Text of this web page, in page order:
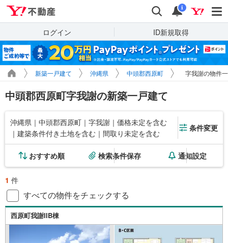
検索 通知
i
ログイン ID新規取得
新築一戸建て 沖縄県 中頭郡西原町 字我謝の物件
中頭郡西原町字我謝の新築一戸建て
沖縄県｜中頭郡西原町｜字我謝｜価格未定を含む
｜建築条件付き土地を含む｜間取り未定を含む
条件変更
おすすめ順 検索条件保存 通知設定
1 件
すべての物件をチェックする
西原町我謝IIB棟